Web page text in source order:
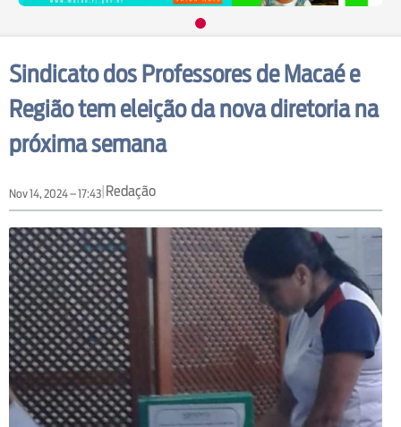
Sindicato dos Professores de Macaé e
Região tem eleição da nova diretoria na
próxima semana
Nov 14, 2024 – 17:43|Redação